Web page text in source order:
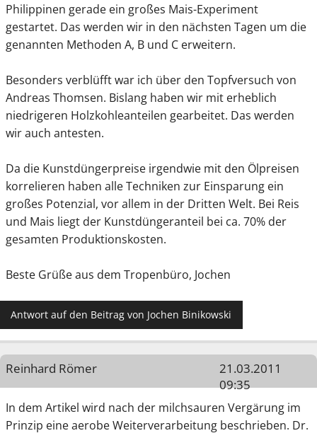
Philippinen gerade ein großes Mais-Experiment
gestartet. Das werden wir in den nächsten Tagen um die
genannten Methoden A, B und C erweitern.
Besonders verblüfft war ich über den Topfversuch von
Andreas Thomsen. Bislang haben wir mit erheblich
niedrigeren Holzkohleanteilen gearbeitet. Das werden
wir auch antesten.
Da die Kunstdüngerpreise irgendwie mit den Ölpreisen
korrelieren haben alle Techniken zur Einsparung ein
großes Potenzial, vor allem in der Dritten Welt. Bei Reis
und Mais liegt der Kunstdüngeranteil bei ca. 70% der
gesamten Produktionskosten.
Beste Grüße aus dem Tropenbüro, Jochen
Antwort auf den Beitrag von Jochen Binikowski
Reinhard Römer
21.03.2011
09:35
In dem Artikel wird nach der milchsauren Vergärung im
Prinzip eine aerobe Weiterverarbeitung beschrieben. Dr.